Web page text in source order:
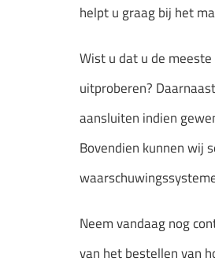
helpt u graag bij het
Wist u dat u de
uitproberen?
aansluiten indien
Bovendien kunnen wij
Neem vandaag nog
van het bestellen van